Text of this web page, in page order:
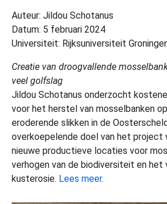
Auteur: Jildou Schotanus
Datum: 5 februari 2024
Universiteit: Rijksuniversiteit
Creatie van droogvallende
veel golfslag
Jildou Schotanus onderzocht
voor het herstel van mosselbanken
eroderende slikken in de
overkoepelende doel van het project
nieuwe productieve locaties voor
verhogen van de biodiversiteit en het
kusterosie. Lees meer.